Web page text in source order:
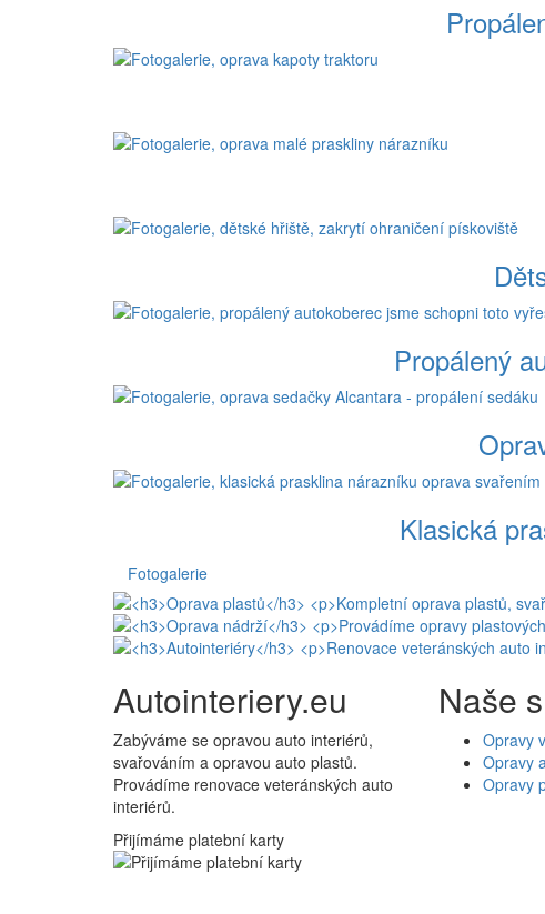
Propálený
Klasická
Fotogalerie
Autointeriery.eu
Zabýváme se opravou auto interiérů,
svařováním a opravou auto plastů.
Provádíme renovace veteránských auto
interiérů.
Přijímáme platební karty
Naše
Opravy
Opravy
Opravy